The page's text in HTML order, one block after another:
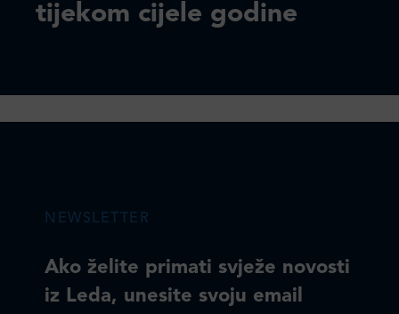
tijekom cijele godine
NEWSLETTER
Ako želite primati svježe novosti
iz Leda, unesite svoju email